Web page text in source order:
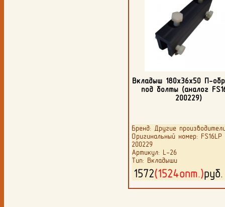
Вкладыш 180х36х50 П-
под болты (аналог
200229)
Бренд: Другие
Оригинальный номер: FS16LP
200229
Артикул: L-26
Тип: Вкладыши
1572(1524опт.)